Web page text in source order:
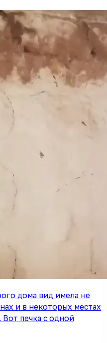
дома вид имела не
и в некоторых местах
Вот печка с одной